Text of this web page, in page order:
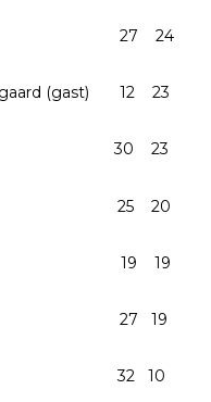
27 24
(gast) 12 23
30 23
(gast) 25 20
19 19
27 19
32 10